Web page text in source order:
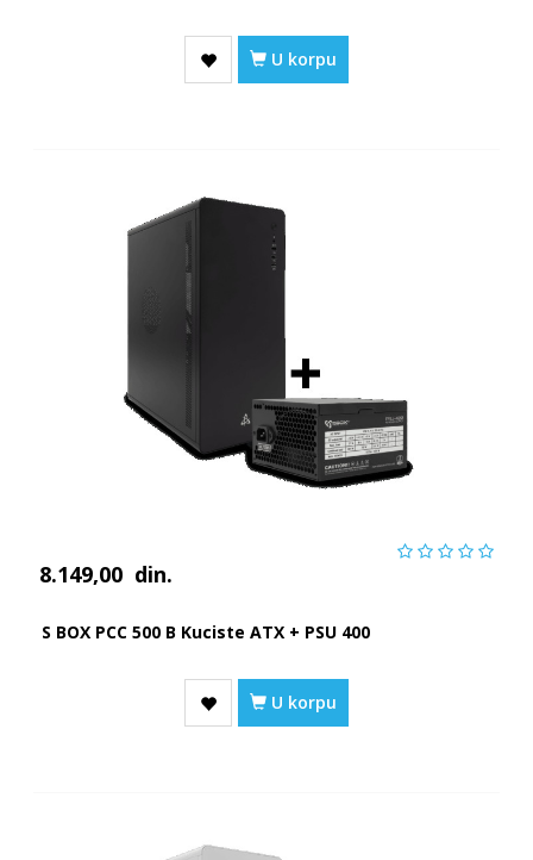
U korpu
8.149,00 din.
S BOX PCC 500 B Kuciste ATX + PSU 400
U korpu